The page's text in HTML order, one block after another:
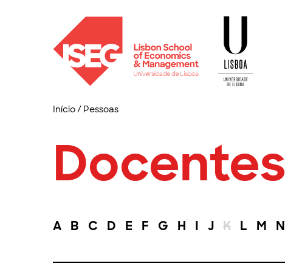
Início/ Pessoas
Docentes
A B C D E F G H I J K L M N